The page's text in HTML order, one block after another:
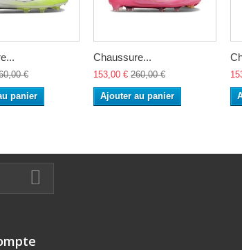
€
panier
Chaussure...
153,00 € 260,00 €
Ajouter au panier